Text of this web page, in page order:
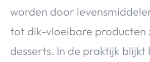
worden door
tot dik-vloeibare producten
desserts. In de praktijk blijkt